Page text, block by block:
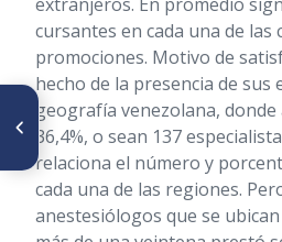
cursantes en cada una de las
promociones. Motivo de
hecho de la presencia de sus
geografía venezolana,
36,4%, o sean 137
relaciona el número y
cada una de las regiones.
anestesiólogos que se ubican
ARTÍCULO ANTERIOR
Alejandro Calvo Lairet, un
hombre util